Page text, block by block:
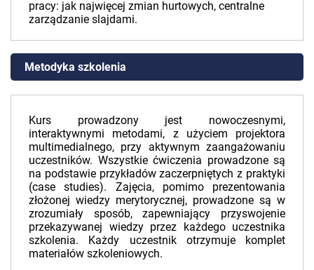
pracy: jak najwięcej zmian hurtowych, centralne
zarządzanie slajdami.
Metodyka szkolenia
Kurs prowadzony jest nowoczesnymi,
interaktywnymi metodami, z użyciem projektora
multimedialnego, przy aktywnym zaangażowaniu
uczestników. Wszystkie ćwiczenia prowadzone są
na podstawie przykładów zaczerpniętych z praktyki
(case studies). Zajęcia, pomimo prezentowania
złożonej wiedzy merytorycznej, prowadzone są w
zrozumiały sposób, zapewniający przyswojenie
przekazywanej wiedzy przez każdego uczestnika
szkolenia. Każdy uczestnik otrzymuje komplet
materiałów szkoleniowych.